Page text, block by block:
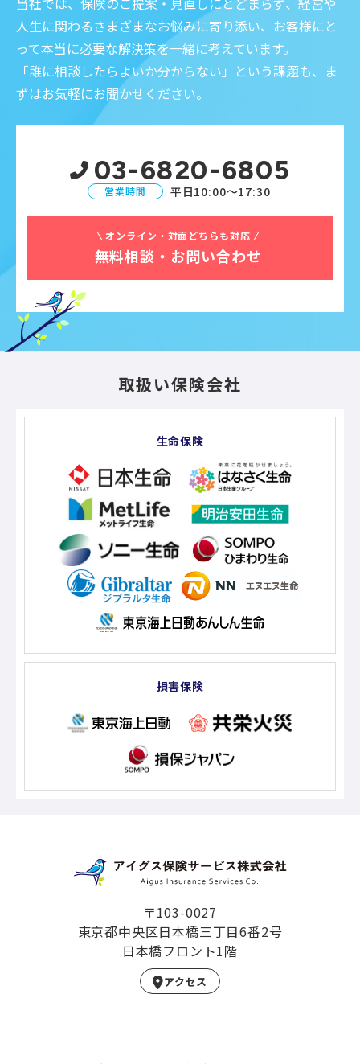
人生に関わるさまざまなお悩みに寄り添い、お客様にと
って本当に必要な解決策を一緒に考えています。
「誰に相談したらよいか分からない」という課題も、ま
ずはお気軽にお聞かせください。
03-6820-6805
営業時間 平日10:00〜17:30
オンライン・対面どちらも対応
無料相談・お問い合わせ
取扱い保険会社
生命保険
損害保険
〒103-0027
東京都中央区日本橋三丁目6番2号
日本橋フロント1階
アクセス